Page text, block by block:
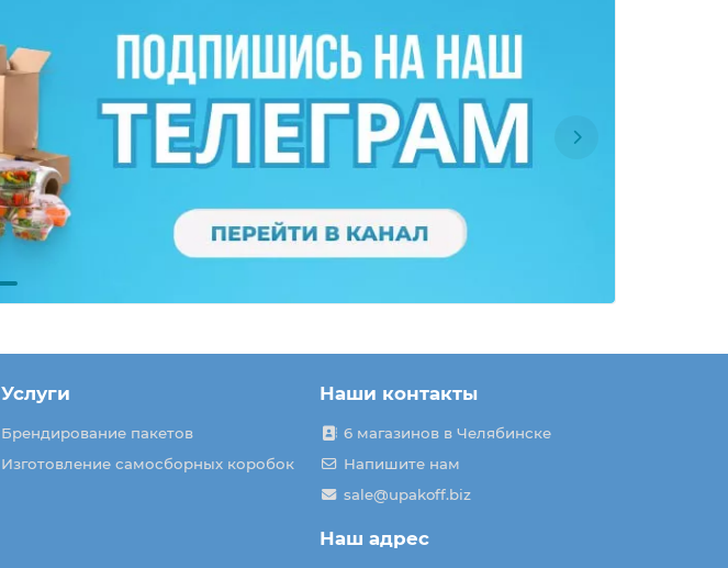
Услуги
Брендирование пакетов
Изготовление самосборных коробок
Наши контакты
6 магазинов в Челябинске
Напишите нам
sale@upakoff.biz
Наш адрес